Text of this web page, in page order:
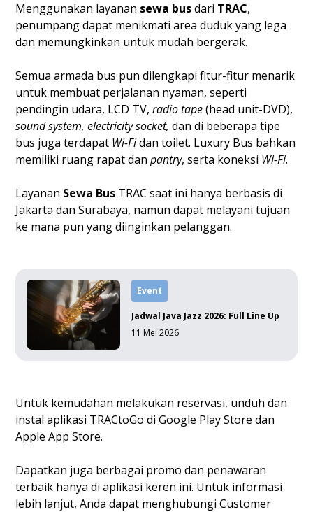
Menggunakan layanan sewa busdari TRAC,
penumpang dapat menikmati area duduk yang lega
dan memungkinkan untuk mudah bergerak.
Semua armada bus pun dilengkapi fitur-fitur menarik
untuk membuat perjalanan nyaman, seperti
pendingin udara, LCD TV, radio tape(head unit-DVD),
sound system, electricity socket, dan di beberapa tipe
bus juga terdapat Wi-Fidan toilet. Luxury Bus bahkan
memiliki ruang rapat dan pantry, serta koneksi Wi-Fi.
Layanan Sewa Bus TRAC saat ini hanya berbasis di
Jakarta dan Surabaya, namun dapat melayani tujuan
ke mana pun yang diinginkan pelanggan.
Event
Jadwal Java Jazz 2026: Full Line Up
11 Mei 2026
Untuk kemudahan melakukan reservasi, unduh dan
instal aplikasi TRACtoGo di Google Play Store dan
Apple App Store.
Dapatkan juga berbagai promo dan penawaran
terbaik hanya di aplikasi keren ini. Untuk informasi
lebih lanjut, Anda dapat menghubungi Customer